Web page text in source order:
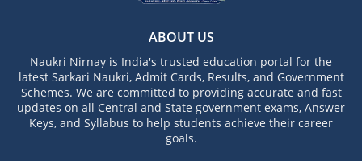
ABOUT US
Naukri Nirnay is India's trusted education portal for the
latest Sarkari Naukri, Admit Cards, Results, and Government
Schemes. We are committed to providing accurate and fast
updates on all Central and State government exams, Answer
Keys, and Syllabus to help students achieve their career
goals.